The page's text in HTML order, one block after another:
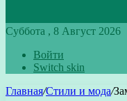
Суббота , 8 Август 2026
Войти
Switch skin
Главная/Стили и мода/